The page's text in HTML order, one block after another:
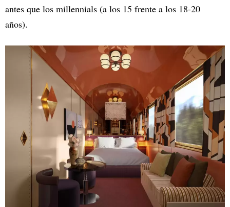
antes que los millennials (a los 15 frente a los 18-20
años).